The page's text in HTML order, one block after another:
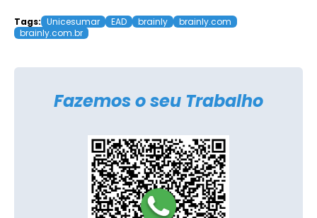
Tags: Unicesumar EAD brainly
brainly.com
brainly.com.br
Fazemos o seu Trabalho